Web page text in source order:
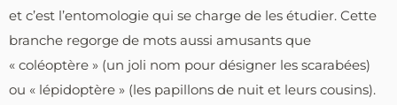
et c’est l’entomologie qui se charge de les étudier. Cette
branche regorge de mots aussi amusants que
« coléoptère » (un joli nom pour désigner les scarabées)
ou « lépidoptère » (les papillons de nuit et leurs cousins).